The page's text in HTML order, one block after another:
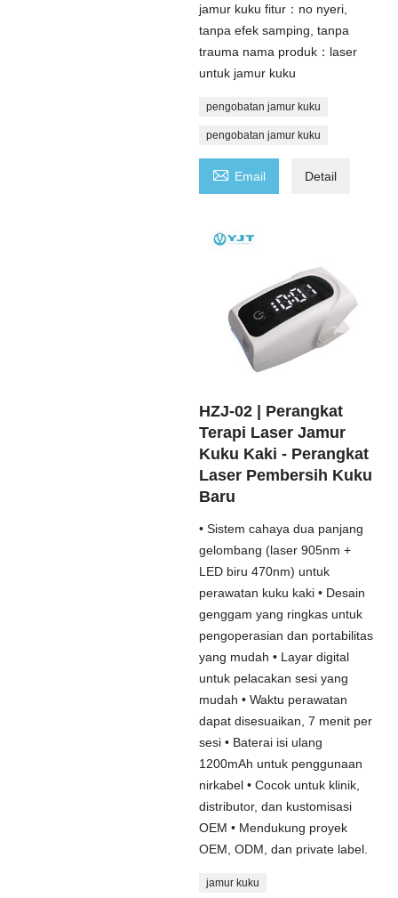
jamur kuku fitur：no nyeri,
tanpa efek samping, tanpa
trauma nama produk：laser
untuk jamur kuku
pengobatan jamur kuku
pengobatan jamur kuku
 Email Detail
HZJ-02 | Perangkat
Terapi Laser Jamur
Kuku Kaki - Perangkat
Laser Pembersih Kuku
Baru
• Sistem cahaya dua panjang
gelombang (laser 905nm +
LED biru 470nm) untuk
perawatan kuku kaki • Desain
genggam yang ringkas untuk
pengoperasian dan portabilitas
yang mudah • Layar digital
untuk pelacakan sesi yang
mudah • Waktu perawatan
dapat disesuaikan, 7 menit per
sesi • Baterai isi ulang
1200mAh untuk penggunaan
nirkabel • Cocok untuk klinik,
distributor, dan kustomisasi
OEM • Mendukung proyek
OEM, ODM, dan private label.
jamur kuku